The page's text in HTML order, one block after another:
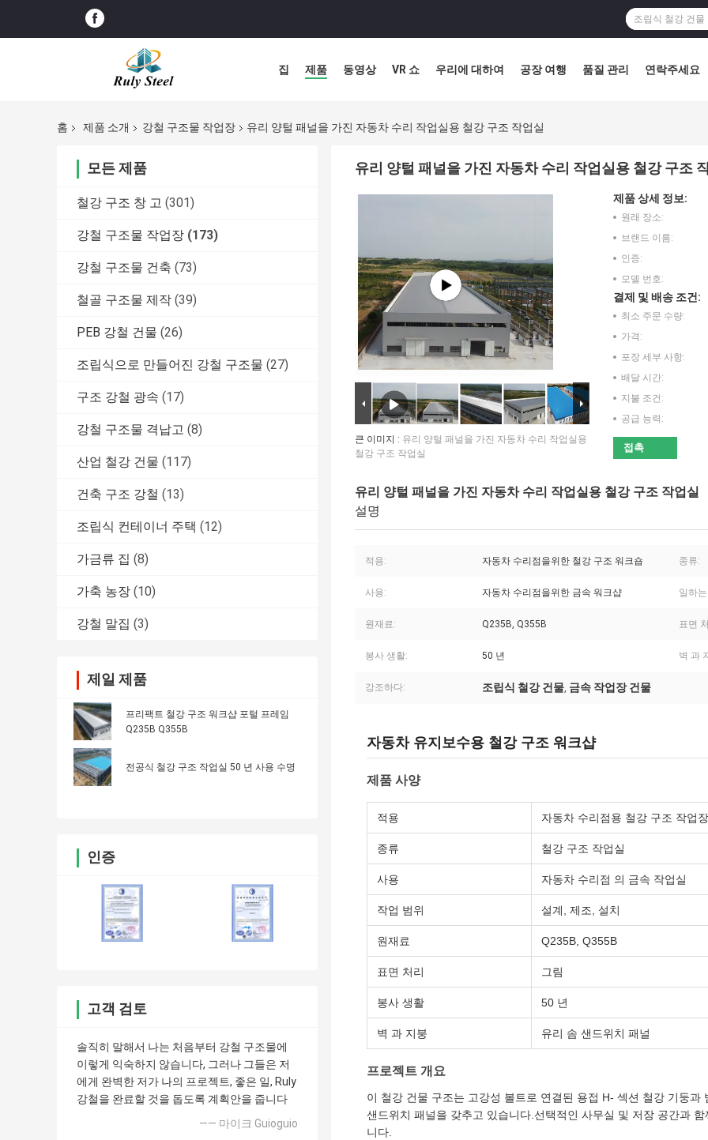
집 제품 동영상 VR 쇼 우리에 대하여 공장 여행 품질 관리 연락주세요
홈 제품 소개 강철 구조물 작업장 유리 양털 패널을 가진 자동차 수리 작업실용 철강 구조 작업실
모든 제품
철강 구조 창 고 (301)
강철 구조물 작업장 (173)
강철 구조물 건축 (73)
철골 구조물 제작 (39)
PEB 강철 건물 (26)
조립식으로 만들어진 강철 구조물 (27)
구조 강철 광속 (17)
강철 구조물 격납고 (8)
산업 철강 건물 (117)
건축 구조 강철 (13)
조립식 컨테이너 주택 (12)
가금류 집 (8)
가축 농장 (10)
강철 말집 (3)
제일 제품
프리팩트 철강 구조 워크샵 포털 프레임
Q235B Q355B
전공식 철강 구조 작업실 50 년 사용 수명
인증
고객 검토
솔직히 말해서 나는 처음부터 강철 구조물에
이렇게 익숙하지 않습니다, 그러나 그들은 저
에게 완벽한 저가 나의 프로젝트, 좋은 일, Ruly
강철을 완료할 것을 돕도록 계획안을 줍니다
—— 마이크 Guioguio
유리 양털 패널을 가진 자동차 수리 작업실용 철강 구조
큰 이미지 : 유리 양털 패널을 가진 자동차 수리 작업실용
철강 구조 작업실
제품 상세 정보:
원래 장소:
브랜드 이름:
인증:
모델 번호:
결제 및 배송 조건:
최소 주문 수량:
가격:
포장 세부 사항:
배달 시간:
지불 조건:
공급 능력:
접촉
유리 양털 패널을 가진 자동차 수리 작업실용 철강 구조 작업실
설명
적용: 자동차 수리점을위한 철강 구조 워크숍 종류:
사용: 자동차 수리점을위한 금속 워크샵 일하
원재료: Q235B, Q355B 표면
봉사 생활: 50 년 벽 과
강조하다: 조립식 철강 건물, 금속 작업장 건물
자동차 유지보수용 철강 구조 워크샵
제품 사양
적용 자동차 수리점용 철강 구조 작업장
종류 철강 구조 작업실
사용 자동차 수리점 의 금속 작업실
작업 범위 설계, 제조, 설치
원재료 Q235B, Q355B
표면 처리 그림
봉사 생활 50 년
벽 과 지붕 유리 솜 샌드위치 패널
프로젝트 개요
이 철강 건물 구조는 고강성 볼트로 연결된 용접 H- 섹션 철강 기둥
샌드위치 패널을 갖추고 있습니다.선택적인 사무실 및 저장 공간과
니다.